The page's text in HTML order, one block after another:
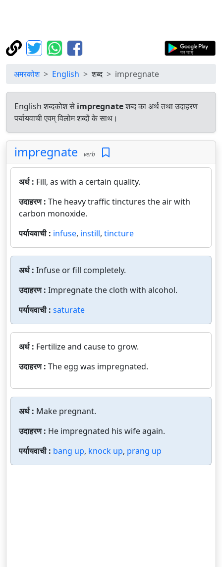
अमरकोश English शब्द impregnate
English शब्दकोश से impregnateशब्द का अर्थ तथा उदाहरण
पर्यायवाची एवम् विलोम शब्दों के साथ।
impregnate verb
अर्थ : Fill, as with a certain quality.
उदाहरण : The heavy traffic tinctures the air with
carbon monoxide.
पर्यायवाची : infuse, instill, tincture
अर्थ : Infuse or fill completely.
उदाहरण : Impregnate the cloth with alcohol.
पर्यायवाची : saturate
अर्थ : Fertilize and cause to grow.
उदाहरण : The egg was impregnated.
अर्थ : Make pregnant.
उदाहरण : He impregnated his wife again.
पर्यायवाची : bang up, knock up, prang up